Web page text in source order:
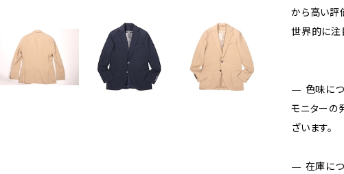
から高い評
世界的に注
— 色味に
モニターの
ざいます。
— 在庫に